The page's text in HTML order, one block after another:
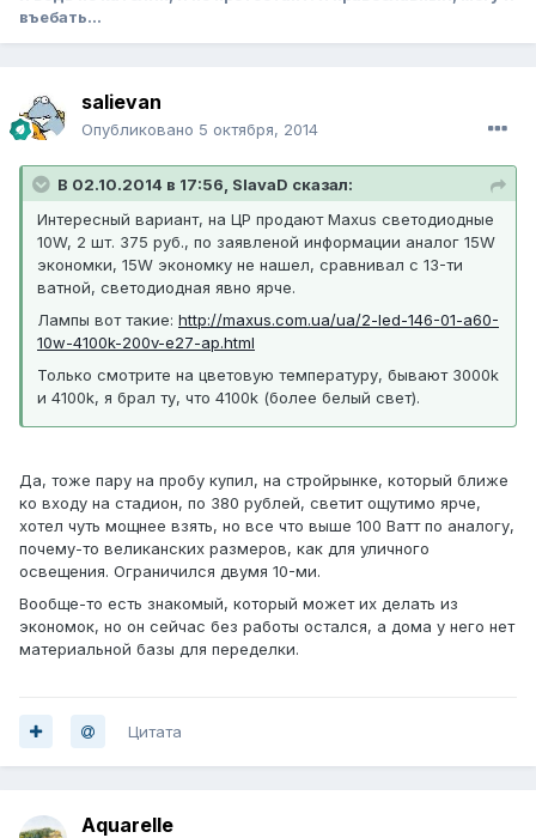
въебать...
salievan
Опубликовано 5 октября, 2014
В 02.10.2014 в 17:56, SlavaD сказал:
Интересный вариант, на ЦР продают Maxus светодиодные
10W, 2 шт. 375 руб., по заявленой информации аналог 15W
экономки, 15W экономку не нашел, сравнивал с 13-ти
ватной, светодиодная явно ярче.
Лампы вот такие: http://maxus.com.ua/ua/2-led-146-01-a60-
10w-4100k-200v-e27-ap.html
Только смотрите на цветовую температуру, бывают 3000k
и 4100k, я брал ту, что 4100k (более белый свет).
Да, тоже пару на пробу купил, на стройрынке, который ближе
ко входу на стадион, по 380 рублей, светит ощутимо ярче,
хотел чуть мощнее взять, но все что выше 100 Ватт по аналогу,
почему-то великанских размеров, как для уличного
освещения. Ограничился двумя 10-ми.
Вообще-то есть знакомый, который может их делать из
экономок, но он сейчас без работы остался, а дома у него нет
материальной базы для переделки.
Цитата
Aquarelle